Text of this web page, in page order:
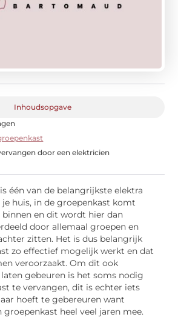
Inhoudsopgave
door een elektricien
één van de belangrijkste elektra
huis, in de groepenkast komt
en dit wordt hier dan
door allemaal groepen en
zitten. Het is dus belangrijk
zo effectief mogelijk werkt en dat
veroorzaakt. Om dit ook
gebeuren is het soms nodig
te vervangen, dit is echter iets
hoeft te gebereuren want
groepenkast heel veel jaren mee.